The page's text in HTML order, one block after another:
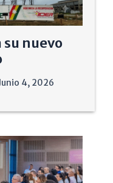
nuevo
4, 2026